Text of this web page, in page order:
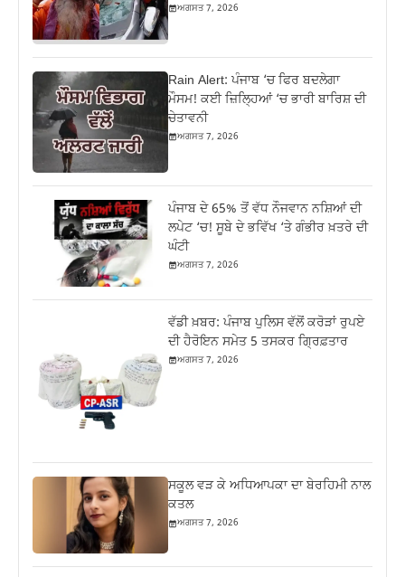
ਅਗਸਤ 7, 2026
Rain Alert: ਪੰਜਾਬ ‘ਚ ਫਿਰ ਬਦਲੇਗਾ
ਮੌਸਮ! ਕਈ ਜ਼ਿਲ੍ਹਿਆਂ ‘ਚ ਭਾਰੀ ਬਾਰਿਸ਼ ਦੀ
ਚੇਤਾਵਨੀ
ਅਗਸਤ 7, 2026
ਪੰਜਾਬ ਦੇ 65% ਤੋਂ ਵੱਧ ਨੌਜਵਾਨ ਨਸ਼ਿਆਂ ਦੀ
ਲਪੇਟ ‘ਚ! ਸੂਬੇ ਦੇ ਭਵਿੱਖ ‘ਤੇ ਗੰਭੀਰ ਖ਼ਤਰੇ ਦੀ
ਘੰਟੀ
ਅਗਸਤ 7, 2026
ਵੱਡੀ ਖ਼ਬਰ: ਪੰਜਾਬ ਪੁਲਿਸ ਵੱਲੋਂ ਕਰੋੜਾਂ ਰੁਪਏ
ਦੀ ਹੈਰੋਇਨ ਸਮੇਤ 5 ਤਸਕਰ ਗ੍ਰਿਫ਼ਤਾਰ
ਅਗਸਤ 7, 2026
ਸਕੂਲ ਵੜ ਕੇ ਅਧਿਆਪਕਾ ਦਾ ਬੇਰਹਿਮੀ ਨਾਲ
ਕਤਲ
ਅਗਸਤ 7, 2026